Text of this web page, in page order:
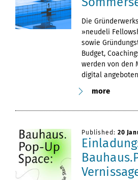
Die
»neudeli
sowie
Budget,
werden von den
digital
more
Published: 20